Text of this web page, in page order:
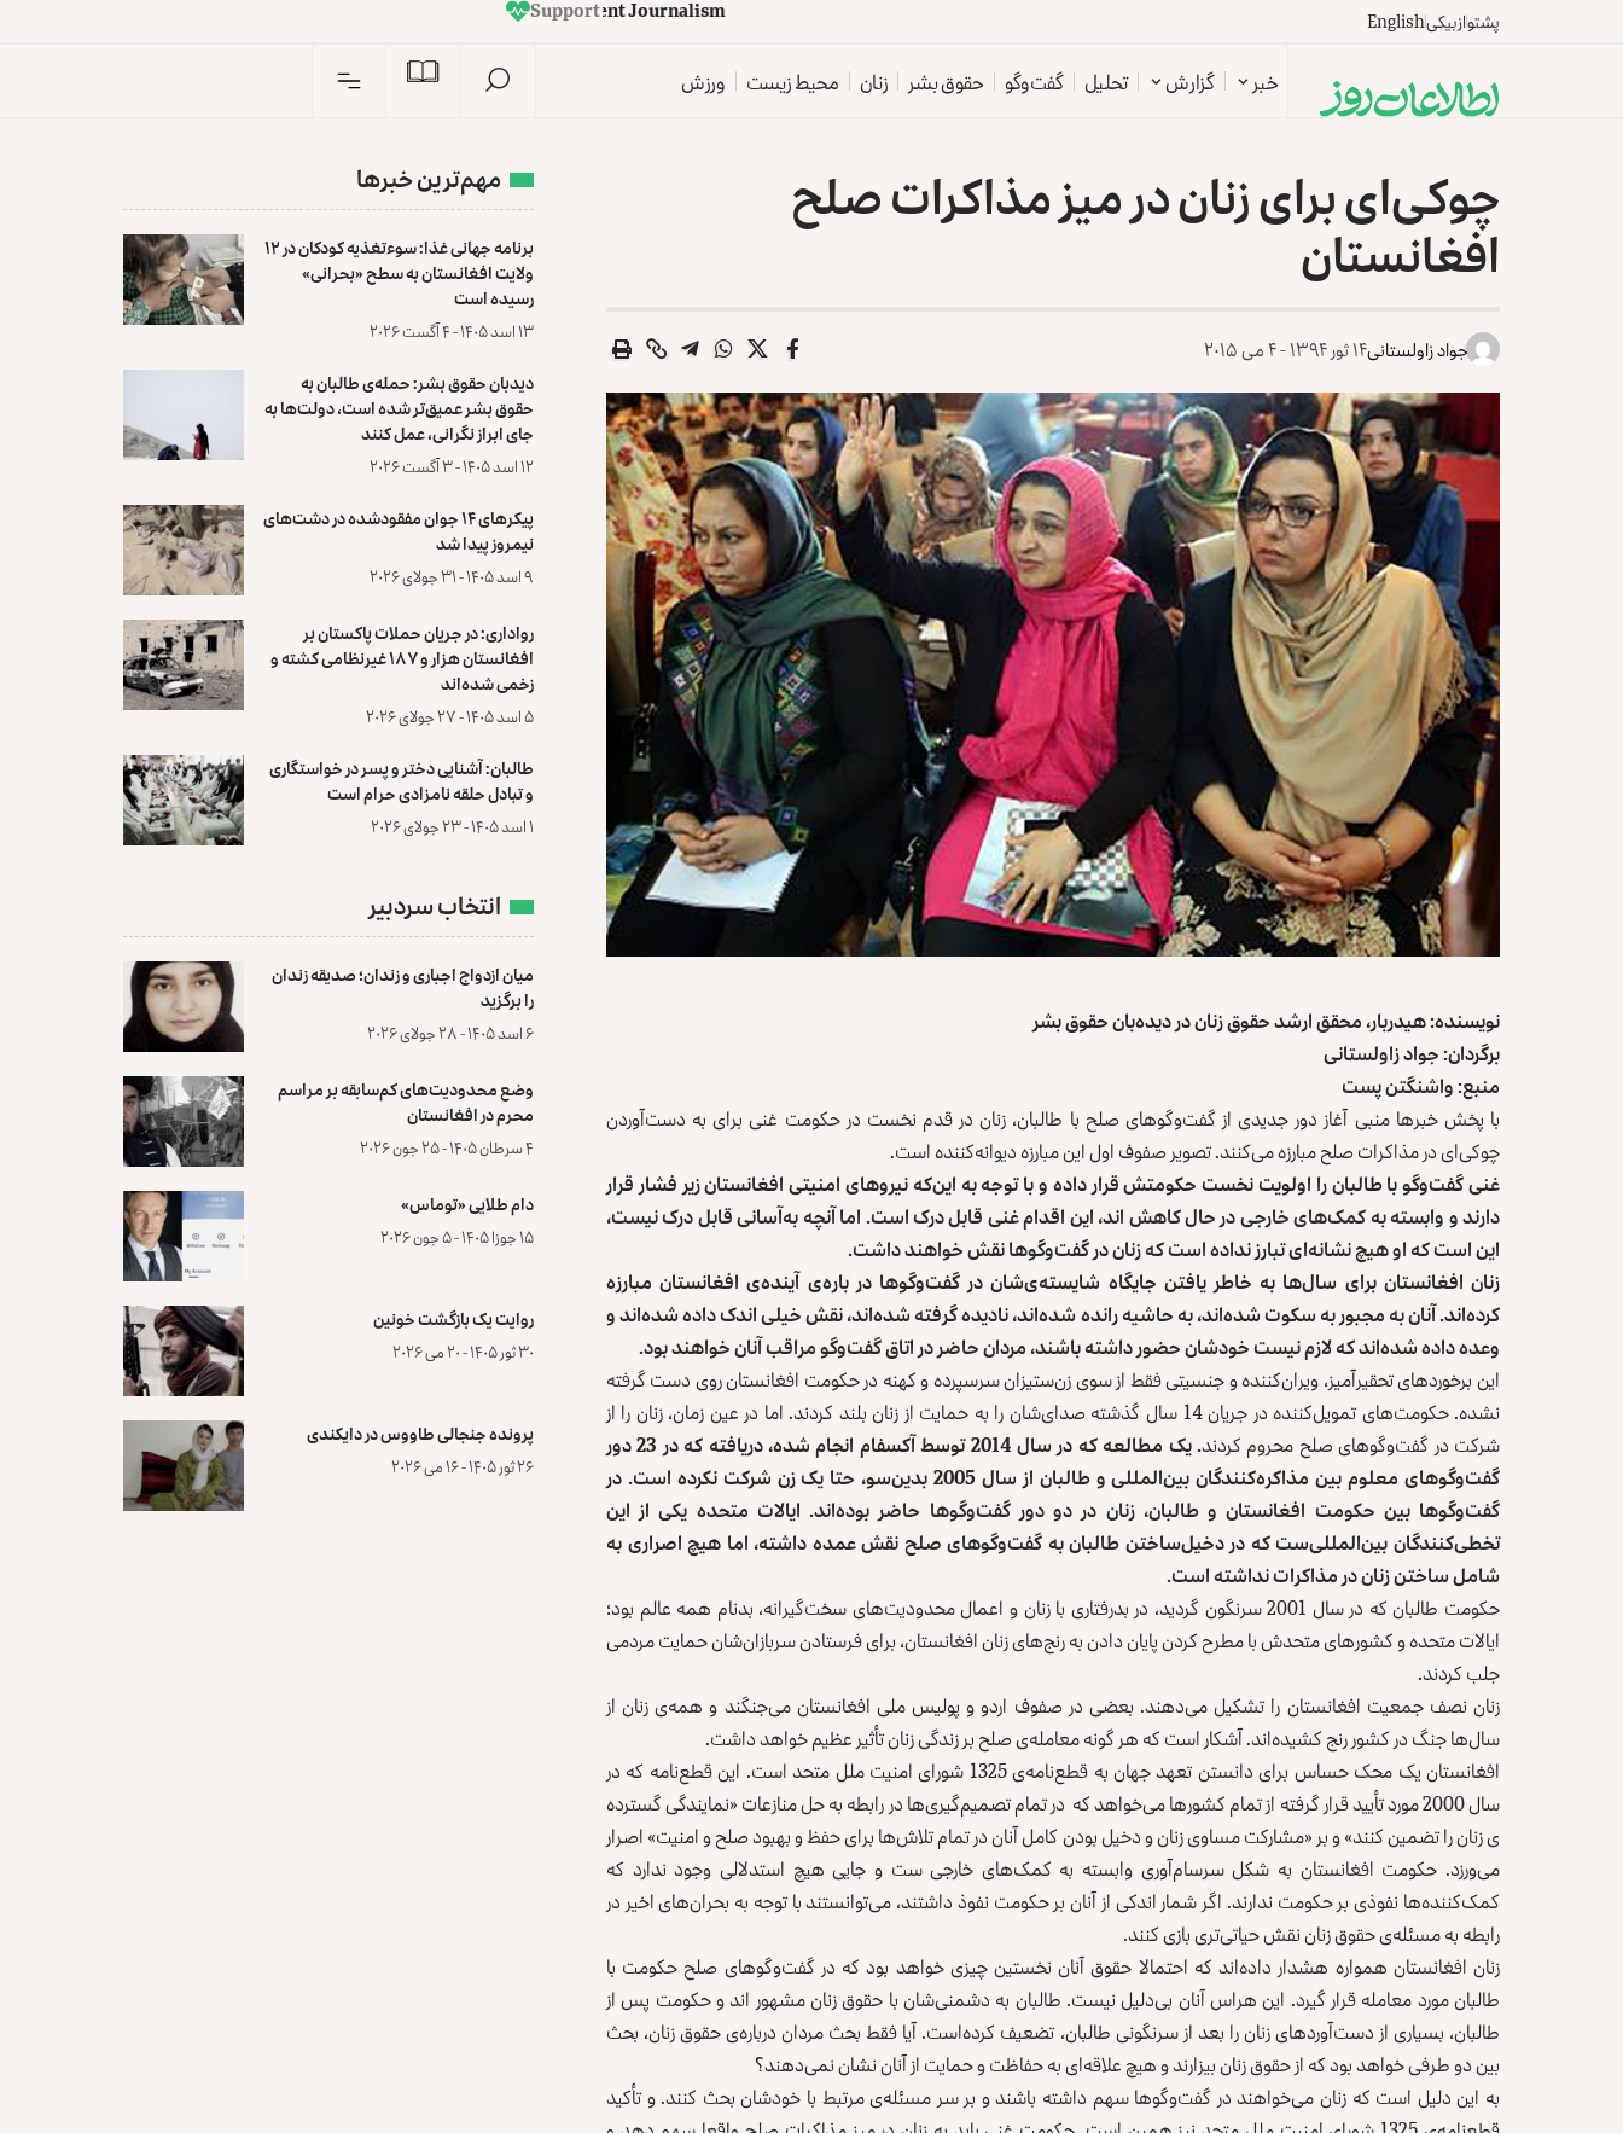
پشتوازبیکیEnglish
m
s
i
l
a
n
r
u
o
J
t
n
e
d
n
e
p
e
d
n
ISupport
خبر گزارش تحلیل گفت‌وگو حقوق بشر زنان محیط زیست ورزش
چوکی‌ای برای زنان در میز مذاکرات صلح
افغانستان
جواد زاولستانی۱۴ ثور ۱۳۹۴ - ۴ می ۲۰۱۵
نویسنده: هیدربار، محقق ارشد حقوق زنان در دیده‌بان حقوق بشر
برگردان: جواد زاولستانی
منبع: واشنگتن پست
با پخش خبرها منبی آغاز دور جدیدی از گفت‌وگوهای صلح با طالبان، زنان در قدم نخست در حکومت غنی برای به دست‌آوردن
چوکی‌ای در مذاکرات صلح مبارزه می‌کنند. تصویر صفوف اول این مبارزه دیوانه‌کننده است.
غنی گفت‌وگو با طالبان را اولویت نخست حکومتش قرار داده و با توجه به این‌که نیروهای امنیتی افغانستان زیر فشار قرار
دارند و وابسته به کمک‌های خارجی در حال کاهش اند، این اقدام غنی قابل درک است. اما آنچه به‌آسانی قابل درک نیست،‌
این است که او هیچ نشانه‌ای تبارز نداده است که زنان در گفت‌وگوها نقش خواهند داشت.
زنان افغانستان برای سال‌ها به خاطر یافتن جایگاه شایسته‌ی‌شان در گفت‌وگوها در باره‌ی آینده‌ی افغانستان مبارزه
کرده‌اند. آنان به مجبور به سکوت شده‌اند، به حاشیه رانده ‌شده‌اند، نادیده گرفته شده‌اند، نقش خیلی اندک داده ‌شده‌‌اند و
وعده داده ‌شده‌اند که لازم نیست خودشان حضور داشته باشند، مردان حاضر در اتاق گفت‌وگو مراقب آنان خواهند بود.
این برخوردهای تحقیرآمیز، ویران‌کننده و جنسیتی فقط از سوی زن‌ستیزان سرسپرده و کهنه‌ در حکومت افغانستان روی دست گرفته
نشده. حکومت‌های تمویل‌کننده در جریان 14 سال گذشته صدای‌شان را به حمایت از زنان بلند کردند. اما در عین زمان، زنان را از
شرکت در گفت‌وگوهای صلح محروم کردند
. یک مطالعه که در سال 2014 توسط آکسفام انجام شده، دریافته که در 23 دور
گفت‌وگوهای معلوم بین مذاکره‌کنندگان بین‌المللی و طالبان از سال 2005 بدین‌سو، حتا یک زن شرکت نکرده است. در
گفت‌وگوها بین حکومت افغانستان و طالبان، زنان در دو دور گفت‌وگوها حاضر بوده‌اند. ایالات متحده یکی از این
تخطی‌کنندگان بین‌المللی‌ست که در دخیل‌ساختن طالبان به گفت‌وگوهای صلح نقش عمده داشته، اما هیچ اصراری به
شامل ساختن زنان در مذاکرات نداشته است.
حکومت طالبان که در سال 2001 سرنگون گردید، در بدرفتاری با زنان و اعمال محدودیت‌های سخت‌گیرانه، بدنام همه عالم بود؛
ایالات متحده و کشورهای متحدش با مطرح کردن پایان دادن به رنج‌های زنان افغانستان، برای فرستادن سربازان‌شان حمایت مردمی
جلب کردند.
زنان نصف جمعیت افغانستان را تشکیل می‌دهند. بعضی در صفوف اردو و پولیس ملی افغانستان می‌جنگند و همه‌ی زنان از
سال‌ها جنگ در کشور رنج کشیده‌اند. آشکار است که هر گونه‌ معامله‌ی صلح بر زندگی زنان تأثیر عظیم خواهد داشت.
افغانستان یک محک حساس برای دانستن تعهد جهان به قطع‌نامه‌ی 1325 شورای امنیت ملل متحد است. این قطع‌نامه که در
سال 2000 مورد تأیید قرار گرفته از تمام کشورها می‌خواهد که در تمام تصمیم‌گیری‌ها در رابطه به حل منازعات «نمایندگی گسترده
‌ی زنان را تضمین کنند» و بر «مشارکت مساوی زنان و دخیل بودن کامل آنان در تمام تلاش‌ها برای حفظ و بهبود صلح و امنیت» اصرار
می‌ورزد. حکومت افغانستان به شکل سرسام‌آوری وابسته به کمک‌های خارجی ست و جایی هیچ استدلالی وجود ندارد که
کمک‌کننده‌ها نفوذی بر حکومت ندارند. اگر شمار اندکی از آنان بر حکومت نفوذ داشتند، می‌توانستند با توجه به بحران‌های اخیر در
رابطه به مسئله‌ی حقوق زنان نقش حیاتی‌تری بازی کنند.
زنان افغانستان همواره هشدار داده‌اند که احتمالا حقوق آنان نخستین چیزی خواهد بود که در گفت‌وگوهای صلح حکومت با
طالبان مورد معامله قرار گیرد. این هراس آنان بی‌دلیل نیست. طالبان به دشمنی‌شان با حقوق زنان مشهور اند و حکومت پس از
طالبان،‌ بسیاری از دست‌آوردهای زنان را بعد از سرنگونی طالبان، تضعیف کرده‌است. آیا فقط بحث مردان درباره‌ی حقوق زنان، بحث
بین دو طرفی خواهد بود که از حقوق زنان بیزارند و هیچ علاقه‌ای به حفاظت و حمایت از آنان نشان نمی‌دهند؟
به این دلیل است که زنان می‌خواهند در گفت‌وگوها سهم داشته باشند و بر سر مسئله‌ی مرتبط با خودشان بحث کنند. و تأکید
مهم‌ترین خبرها
برنامه جهانی غذا: سوءتغذیه کودکان در ۱۲
ولایت افغانستان به سطح «بحرانی»
رسیده است
۱۳ اسد ۱۴۰۵ - ۴ آگست ۲۰۲۶
دیدبان حقوق بشر: حمله‌ی طالبان به
حقوق بشر عمیق‌تر شده است، دولت‌ها به
جای ابراز نگرانی، عمل کنند
۱۲ اسد ۱۴۰۵ - ۳ آگست ۲۰۲۶
پیکرهای ۱۴ جوان مفقودشده در دشت‌های
نیمروز پیدا شد
۹ اسد ۱۴۰۵ - ۳۱ جولای ۲۰۲۶
رواداری: در جریان حملات پاکستان بر
افغانستان هزار و ۱۸۷ غیرنظامی کشته و
زخمی شده‌اند
۵ اسد ۱۴۰۵ - ۲۷ جولای ۲۰۲۶
طالبان: آشنایی دختر و پسر در خواستگاری
و تبادل حلقه نامزادی حرام است
۱ اسد ۱۴۰۵ - ۲۳ جولای ۲۰۲۶
انتخاب سردبیر
میان ازدواج اجباری و زندان؛ صدیقه زندان
را برگزید
۶ اسد ۱۴۰۵ - ۲۸ جولای ۲۰۲۶
وضع محدودیت‌های کم‌سابقه بر مراسم
محرم در افغانستان
۴ سرطان ۱۴۰۵ - ۲۵ جون ۲۰۲۶
دام طلایی «توماس»
۱۵ جوزا ۱۴۰۵ - ۵ جون ۲۰۲۶
روایت یک بازگشت خونین
۳۰ ثور ۱۴۰۵ - ۲۰ می ۲۰۲۶
پرونده‌ جنجالی طاووس در دایکندی
۲۶ ثور ۱۴۰۵ - ۱۶ می ۲۰۲۶